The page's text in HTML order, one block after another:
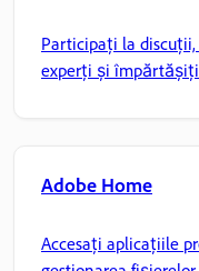
Participați la
experți și
Adobe Home
Accesați aplicațiile